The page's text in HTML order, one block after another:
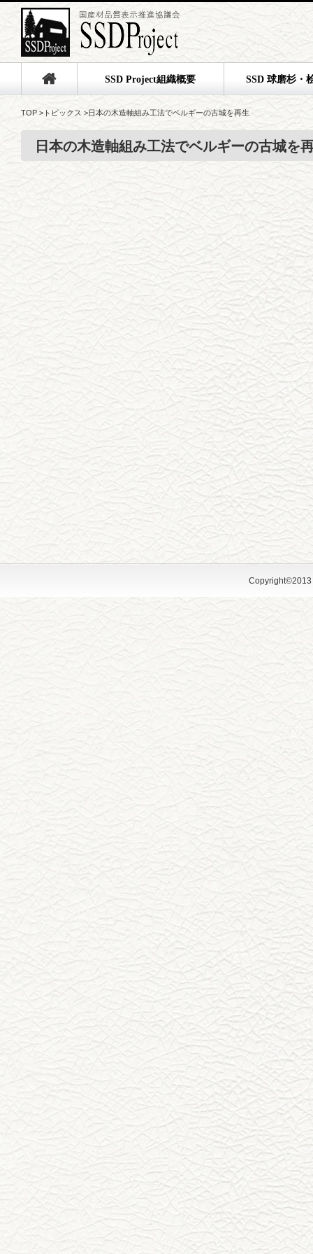
SSD Project組織概要 SSD 球磨杉・
TOP > トピックス >日本の木造軸組み工法でベルギーの古城を再生
日本の木造軸組み工法でベルギーの古城を
Copyright©2013